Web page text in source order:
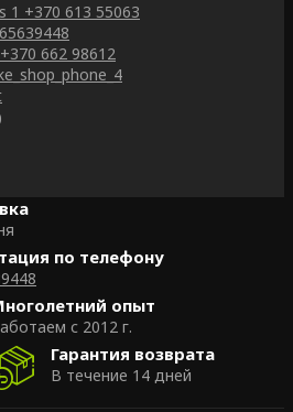
1 +370 613 55063
+370 662 98612
по телефону
опыт
с 2012 г.
Гарантия возврата
В течение 14 дней